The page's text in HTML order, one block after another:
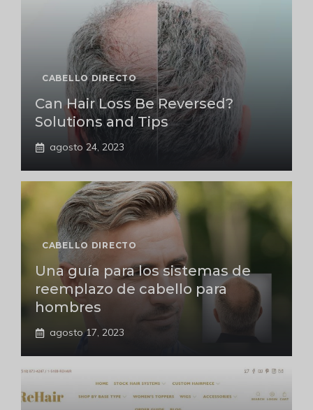
CABELLO DIRECTO
Can Hair Loss Be Reversed?
Solutions and Tips
agosto 24, 2023
CABELLO DIRECTO
Una guía para los sistemas de
reemplazo de cabello para
hombres
agosto 17, 2023